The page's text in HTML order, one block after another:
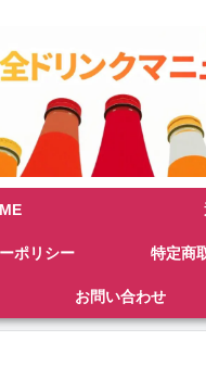
ポリシー 特定商
お問い合わせ